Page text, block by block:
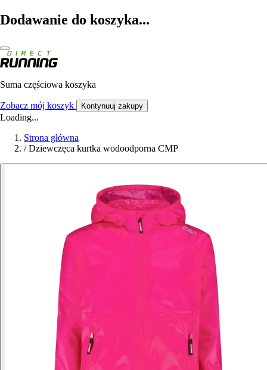
Dodawanie do koszyka...
Suma częściowa koszyka
Zobacz mój koszyk Kontynuuj zakupy
Loading...
Strona główna
/ Dziewczęca kurtka wodoodporna CMP